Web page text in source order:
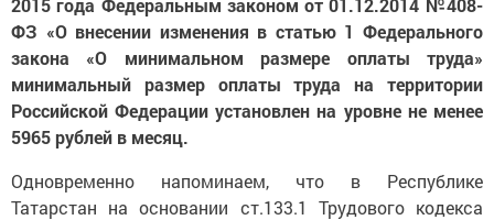
2015 года Федеральным законом от 01.12.2014 №408-
ФЗ «О внесении изменения в статью 1 Федерального
закона «О минимальном размере оплаты труда»
минимальный размер оплаты труда на территории
Российской Федерации установлен на уровне не менее
5965 рублей в месяц.
Одновременно напоминаем, что в Республике
Татарстан на основании ст.133.1 Трудового кодекса